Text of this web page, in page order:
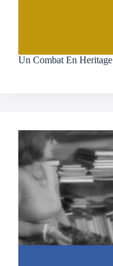
Un Combat En Heritage